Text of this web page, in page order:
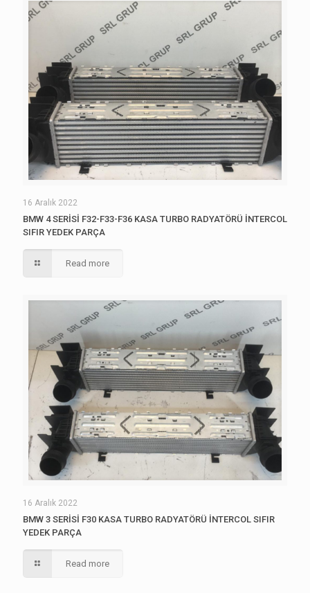
16 Aralık 2022
BMW 4 SERİSİ F32-F33-F36 KASA TURBO RADYATÖRÜ İNTERCOL
SIFIR YEDEK PARÇA
Read more
16 Aralık 2022
BMW 3 SERİSİ F30 KASA TURBO RADYATÖRÜ İNTERCOL SIFIR
YEDEK PARÇA
Read more